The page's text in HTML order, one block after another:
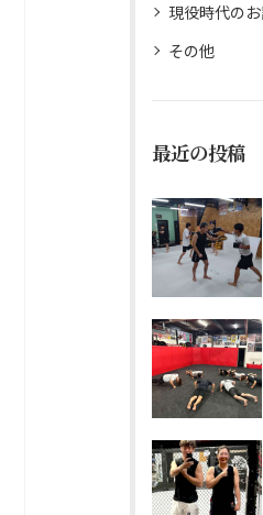
現役時代の
その他
最近の投稿